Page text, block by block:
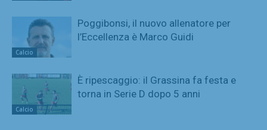
Calcio
Poggibonsi, il nuovo allenatore per
l’Eccellenza è Marco Guidi
Calcio
È ripescaggio: il Grassina fa festa e
torna in Serie D dopo 5 anni